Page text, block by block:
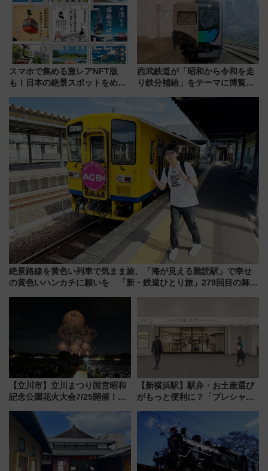
スマホで集める激レアNFT版
も！日本の絶景スポットをめぐ
ん)」企画がスタート
西武鉄道が「昭和から令和を走
り鉄分補給」をテーマに博覧会
14日から 新車両「トキイロ」体
験ブースも アクセスや申込方法
を解説
絶景路線を黄色い列車で気まま旅、「海が見える難読駅」で幸せ
の黄色いハンカチに願いを 「新・鉄道ひとり旅」279回目の舞台
【立川市】立川まつり国営昭和
記念公園花火大会7/25開催！
混雑に要注意、その理由は
【新横浜駅】駅弁・お土産選び
がもっと便利に？「プレシャス
ン 場所や営業時間・限定弁当
を紹介